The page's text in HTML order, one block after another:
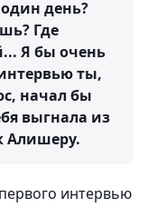
день?
Где
Я бы очень
ты,
начал бы
выгнала из
Алишеру.
интервью